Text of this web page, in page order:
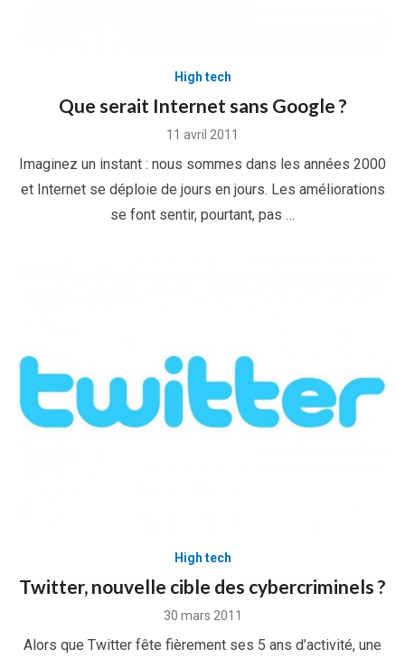
High tech
Que serait Internet sans Google ?
Posted
11 avril 2011
Imaginez un instant : nous sommes dans les années 2000
et Internet se déploie de jours en jours. Les améliorations
se font sentir, pourtant, pas …
High tech
Twitter, nouvelle cible des cybercriminels ?
Posted
30 mars 2011
Alors que Twitter fête fièrement ses 5 ans d’activité, une